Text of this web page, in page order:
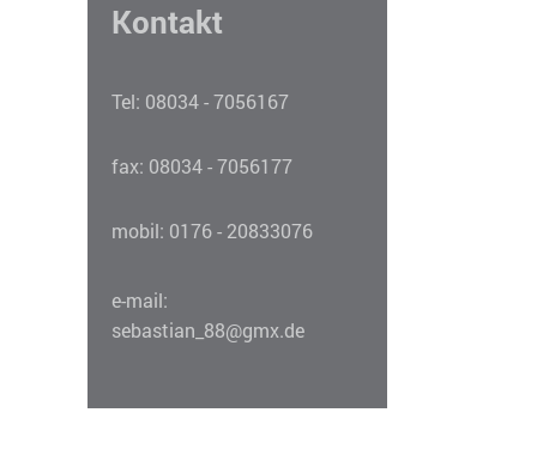
Kontakt
Tel: 08034 - 7056167
fax: 08034 - 7056177
mobil: 0176 - 20833076
e-mail:
sebastian_88@gmx.de